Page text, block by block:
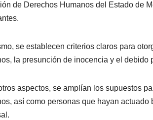
de Derechos Humanos del Estado de
se establecen criterios claros para
la presunción de inocencia y el
aspectos, se amplían los supuestos
así como personas que hayan